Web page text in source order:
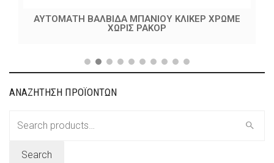
ΑΥΤΟΜΑΤΗ ΒΑΛΒΙΔΑ ΜΠΑΝΙΟΥ ΚΛΙΚΕΡ ΧΡΩΜΕ
ΧΩΡΙΣ ΡΑΚΟΡ
ΑΝΑΖΗΤΗΣΗ ΠΡΟΪΟΝΤΩΝ
Search